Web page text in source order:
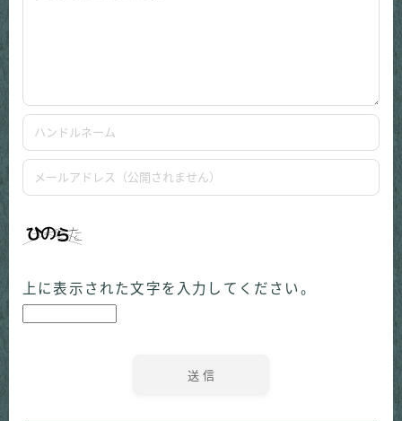
上に表示された文字を入力してください。